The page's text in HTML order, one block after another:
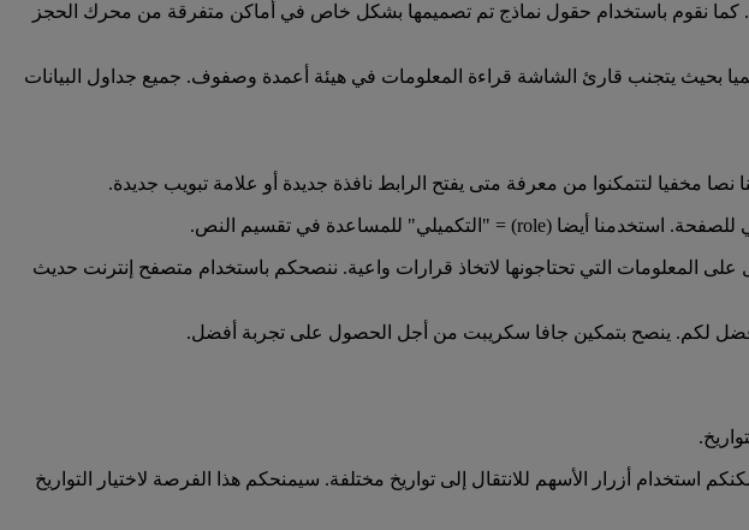
كما نقوم باستخدام حقول نماذج تم تصميمها بشكل خاص في أماكن متفرقة من محرك الحجز
بحيث يتجنب قارئ الشاشة قراءة المعلومات في هيئة أعمدة وصفوف. جميع جداول البيانات
لتتمكنوا من معرفة متى يفتح الرابط نافذة جديدة أو علامة تبويب جديدة.
المعلومات التي تحتاجونها لاتخاذ قرارات واعية. ننصحكم باستخدام متصفح إنترنت حديث
لكم. ينصح بتمكين جافا سكريبت من أجل الحصول على تجربة أفضل.
أزرار الأسهم للانتقال إلى تواريخ مختلفة. سيمنحكم هذا الفرصة لاختيار التواريخ